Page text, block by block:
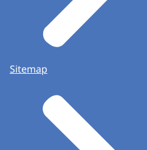
Sitemap